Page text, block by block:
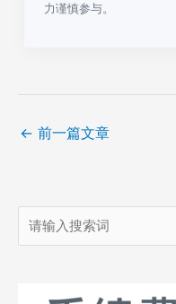
力谨慎参与。
← 前一篇文章
搜
索